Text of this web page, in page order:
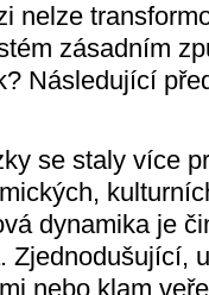
nelze
zásadním
Následující
se staly více
dynamika je
Zjednodušující,
nebo klam